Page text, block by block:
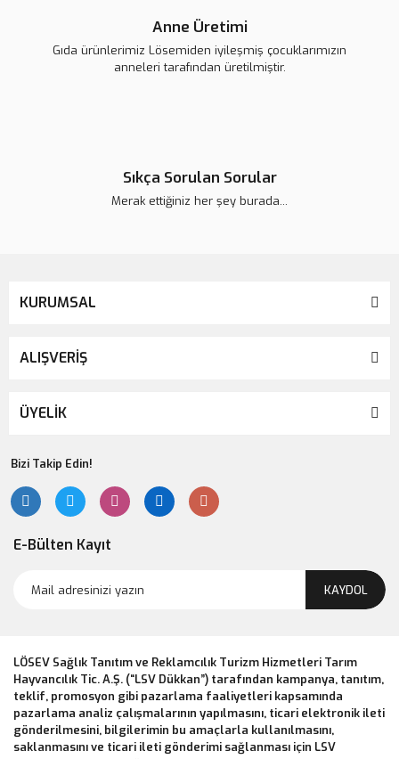
Anne Üretimi
Gıda ürünlerimiz Lösemiden iyileşmiş çocuklarımızın
anneleri tarafından üretilmiştir.
Sıkça Sorulan Sorular
Merak ettiğiniz her şey burada...
KURUMSAL
ALIŞVERİŞ
ÜYELİK
Bizi Takip Edin!
E-Bülten Kayıt
KAYDOL
LÖSEV Sağlık Tanıtım ve Reklamcılık Turizm Hizmetleri Tarım
Hayvancılık Tic. A.Ş. (“LSV Dükkan”) tarafından kampanya, tanıtım,
teklif, promosyon gibi pazarlama faaliyetleri kapsamında
pazarlama analiz çalışmalarının yapılmasını, ticari elektronik ileti
gönderilmesini, bilgilerimin bu amaçlarla kullanılmasını,
saklanmasını ve ticari ileti gönderimi sağlanması için LSV